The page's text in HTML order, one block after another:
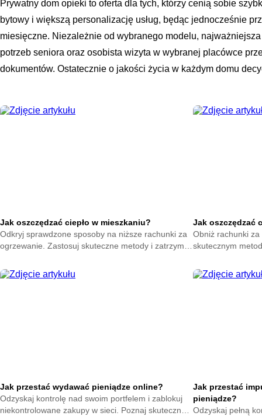
Prywatny dom opieki to oferta dla tych, którzy cenią sobie
bytowy i większą personalizację usług, będąc jednocześnie
miesięczne. Niezależnie od wybranego modelu,
potrzeb seniora oraz osobista wizyta w wybranej placówce
dokumentów. Ostatecznie o jakości życia w każdym domu
Jak oszczędzać ciepło w mieszkaniu?
Odkryj sprawdzone sposoby na niższe rachunki za
ogrzewanie. Zastosuj skuteczne metody i zatrzymaj
Jak oszczędzać
Obniż rachunki
skutecznym
oszczędzać już
Jak przestać wydawać pieniądze online?
Odzyskaj kontrolę nad swoim portfelem i zablokuj
niekontrolowane zakupy w sieci. Poznaj skuteczne
Jak przestać
pieniądze?
Odzyskaj pełną